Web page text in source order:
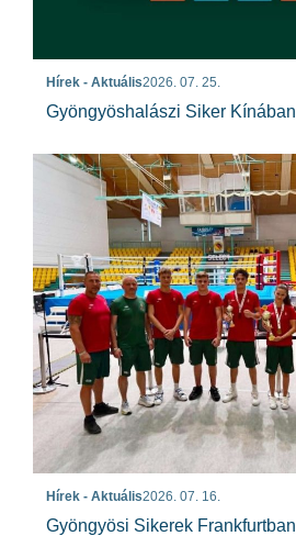
Hírek - Aktuális2026. 07. 25.
Gyöngyöshalászi Siker Kínában
Hírek - Aktuális2026. 07. 16.
Gyöngyösi Sikerek Frankfurtban